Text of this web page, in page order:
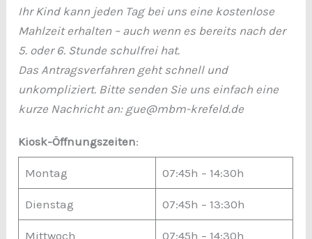
Ihr Kind kann jeden Tag bei uns eine kostenlose
Mahlzeit erhalten – auch wenn es bereits nach der
5. oder 6. Stunde schulfrei hat.
Das Antragsverfahren geht schnell und
unkompliziert. Bitte senden Sie uns einfach eine
kurze Nachricht an: gue@mbm-krefeld.de
Kiosk-Öffnungszeiten:
Montag 07:45h – 14:30h
Dienstag 07:45h – 13:30h
Mittwoch 07:45h – 14:30h